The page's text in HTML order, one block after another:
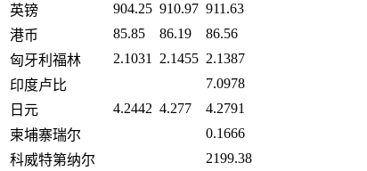
英镑
904.25 910.97 911.63
港币
85.85 86.19
86.56
匈牙利福林
2.1031 2.1455 2.1387
印度卢比
7.0978
日元
4.2442 4.277
4.2791
柬埔寨瑞尔
0.1666
科威特第纳尔
2199.38